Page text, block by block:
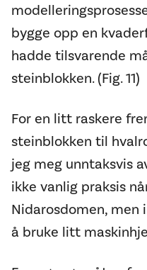
bygge opp en
hadde tilsvarende
steinblokken. (Fig. 11)
For en litt raskere
steinblokken til
jeg meg unntaksvis
ikke vanlig praksis
Nidarosdomen,
å bruke litt